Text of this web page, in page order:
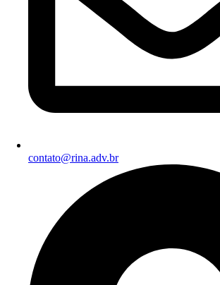
contato@rina.adv.br